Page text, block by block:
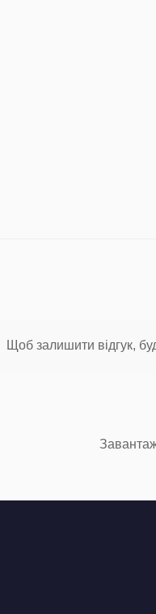
Щоб залишити відгук,